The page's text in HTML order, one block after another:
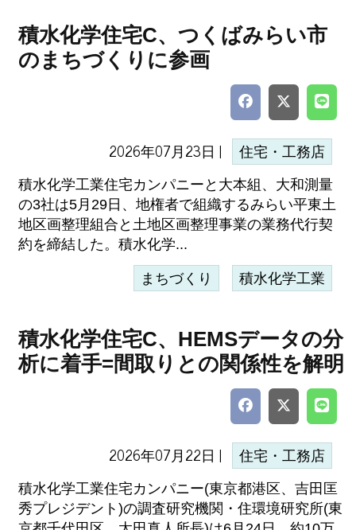
積水化学住宅C、つくばみらい市
のまちづくりに参画
2026年07月23日 | 住宅・工務店
積水化学工業住宅カンパニーと大本組、大和測量
の3社は5月29日、地権者で組織するみらい平東土
地区画整理組合と土地区画整理事業の業務代行契
約を締結した。積水化学...
まちづくり 積水化学工業
積水化学住宅C、HEMSデータの分
析に着手=間取りとの関係性を解明
2026年07月22日 | 住宅・工務店
積水化学工業住宅カンパニー(東京都港区、吉田匡
秀プレジデント)の調査研究機関・住環境研究所(東